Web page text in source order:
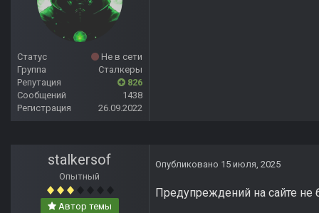
Статус
Не в сети
Группа
Сталкеры
Репутация
826
Сообщений
1438
Регистрация
26.09.2022
stalkersof
Опытный
Автор темы
Опубликовано 15 июля, 2025
Предупреждений на сайте